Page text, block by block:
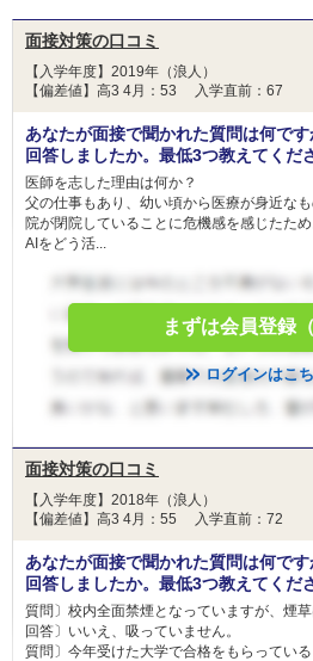
面接対策の口コミ
【入学年度】2019年（浪人）
【偏差値】高3 4月：53 入学直前：67
あなたが面接で聞かれた質問は何で
回答しましたか。最低3つ教えてくだ
医師を志した理由は何か？
父の仕事もあり、幼い頃から医療が身近な
院が閉院していることに危機感を感じたため
AIをどう活...
まずは会員登録
ログインはこ
面接対策の口コミ
【入学年度】2018年（浪人）
【偏差値】高3 4月：55 入学直前：72
あなたが面接で聞かれた質問は何で
回答しましたか。最低3つ教えてくだ
質問〕校内全面禁煙となっていますが、煙
回答〕いいえ、吸っていません。
質問〕今年受けた大学で合格をもらってい